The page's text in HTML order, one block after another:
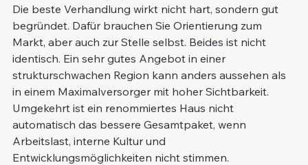
Die beste Verhandlung wirkt nicht hart, sondern gut
begründet. Dafür brauchen Sie Orientierung zum
Markt, aber auch zur Stelle selbst. Beides ist nicht
identisch. Ein sehr gutes Angebot in einer
strukturschwachen Region kann anders aussehen als
in einem Maximalversorger mit hoher Sichtbarkeit.
Umgekehrt ist ein renommiertes Haus nicht
automatisch das bessere Gesamtpaket, wenn
Arbeitslast, interne Kultur und
Entwicklungsmöglichkeiten nicht stimmen.